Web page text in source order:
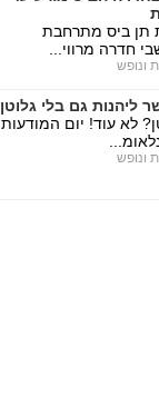
תן ביס מתרחבת
חדרה מרווי...
ונופש
ליהנות גם בלי גלוטן
לא עוד! יום המודעות
ונופש